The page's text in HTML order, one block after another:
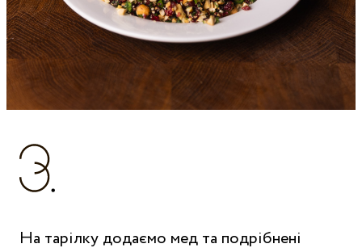
На тарілку додаємо мед та подрібнені